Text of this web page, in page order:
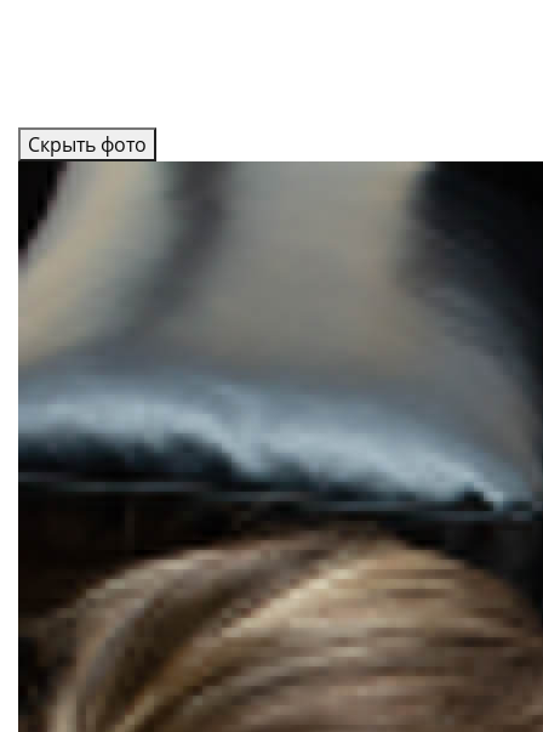
Скрыть фото